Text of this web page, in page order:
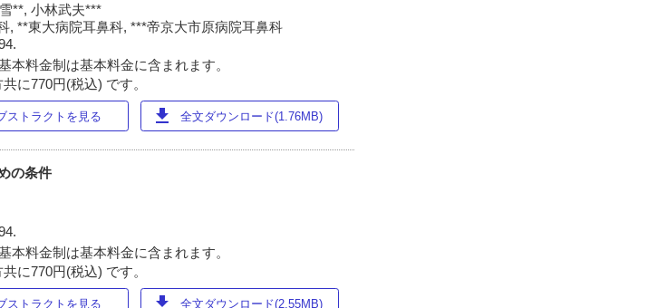
**, 小林武夫***
, **東大病院耳鼻科, ***帝京大市原病院耳鼻科
本料金制は基本料金に含まれます。
に770円(税込) です。
ストラクトを見る download 全文ダウンロード(1.76MB)
の条件
本料金制は基本料金に含まれます。
に770円(税込) です。
ストラクトを見る download 全文ダウンロード(2.55MB)